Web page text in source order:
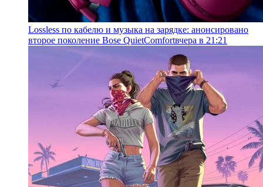
Lossless по кабелю и музыка на зарядке: анонсировано
второе поколение Bose QuietComfortвчера в 21:21